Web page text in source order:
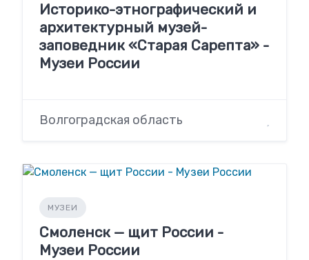
Историко-этнографический и
архитектурный музей-
заповедник «Старая Сарепта» -
Музеи России
Волгоградская область
МУЗЕИ
Смоленск — щит России -
Музеи России